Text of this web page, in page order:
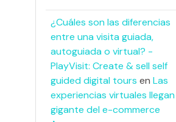
¿Cuáles son las diferencias
entre una visita guiada,
autoguiada o virtual? -
PlayVisit: Create & sell self
guided digital tours enLas
experiencias virtuales llegan
gigante del e-commerce